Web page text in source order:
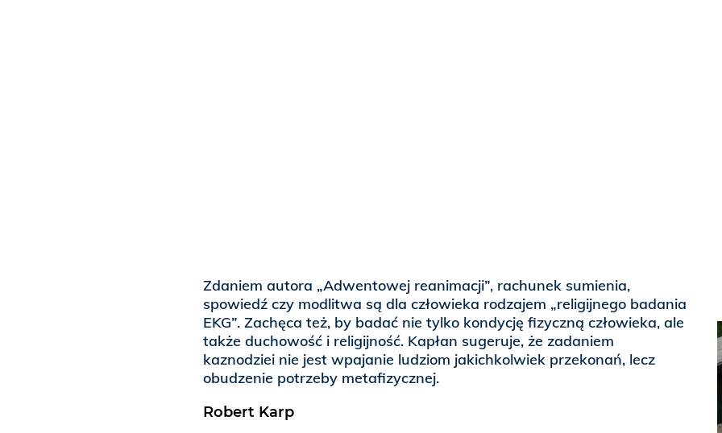
Zdaniem autora „Adwentowej reanimacji”, rachunek sumienia,
spowiedź czy modlitwa są dla człowieka rodzajem „religijnego badania
EKG”. Zachęca też, by badać nie tylko kondycję fizyczną człowieka, ale
także duchowość i religijność. Kapłan sugeruje, że zadaniem
kaznodziei nie jest wpajanie ludziom jakichkolwiek przekonań, lecz
obudzenie potrzeby metafizycznej.
Robert Karp